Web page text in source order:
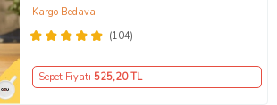
Porselen Baskılı Kupa (Beyaz)
(104)
Kargo Bedava
Sepet Fiyatı 525,20 TL